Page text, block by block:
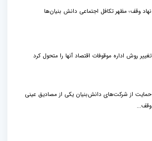
نهاد وقف؛ مظهر تکافل اجتماعی دانش بنیان‌ها
تغییر روش اداره موقوفات اقتصاد آنها را متحول کرد
حمایت از شرکت‌های دانش‌بنیان یکی از مصادیق عینی
وقف...